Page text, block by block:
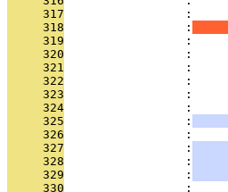
     317
:
     318
                 :
     319
:
     320
:
     321
:
     322
:
     323
:
     324
:
     325
                 :
     326
:
     327
                 :
     328
                 :
     329
                 :
     330
: